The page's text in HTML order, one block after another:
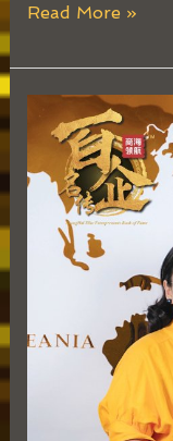
Read More »
祥
Cosmo
Teo